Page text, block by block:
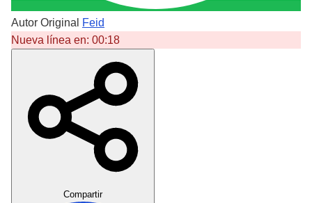
Autor Original
Feid
Nueva línea en: 00:18
Compartir